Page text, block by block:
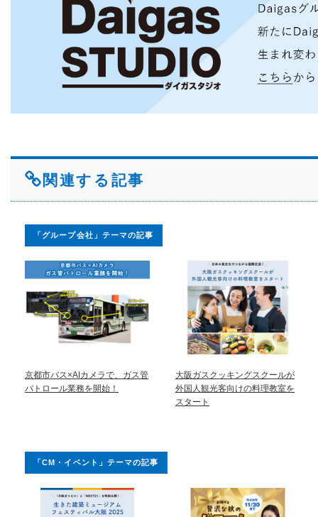
関連する記事
「グループ会社」テーマの記事
京都市バス×AIカメラで、ガス管
パトロール業務を開始！
大阪ガスクッキングスクールが
外国人観光客向けの料理教室を
スタート
「CM・イベント」テーマの記事